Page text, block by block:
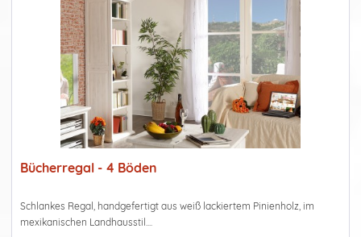
Bücherregal - 4 Böden
Schlankes Regal, handgefertigt aus weiß lackiertem Pinienholz, im
mexikanischen Landhausstil....